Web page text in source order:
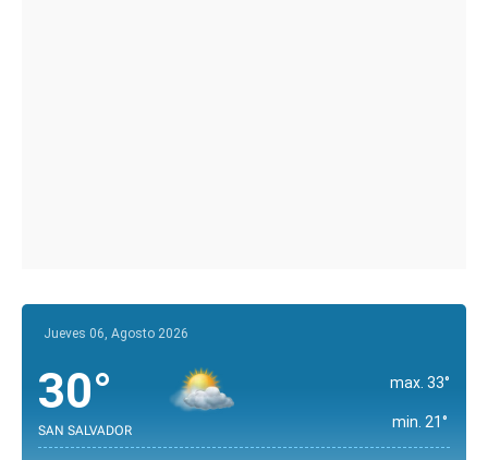
Jueves 06, Agosto 2026
30°
SAN SALVADOR
max. 33°
min. 21°